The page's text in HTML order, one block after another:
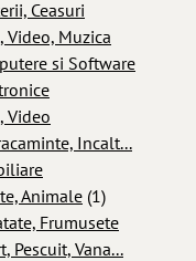
Ceasuri
Video, Muzica
si Software
Video
Incalt...
Animale (1)
Frumusete
Pescuit, Vana...